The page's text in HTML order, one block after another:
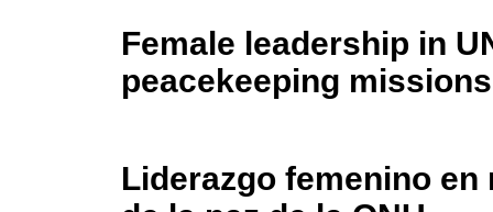
Female leadership in
peacekeeping missions
Liderazgo femenino